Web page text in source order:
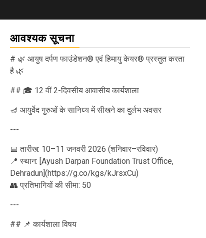
आवश्यक सूचना
# 🌿 आयुष दर्पण फाउंडेशन® एवं हिमायु केयर® प्रस्तुत करता
है 🌿
## 🎓 12 वीं 2-दिवसीय आवासीय कार्यशाला
🪔 आयुर्वेद गुरुओं के सानिध्य में सीखने का दुर्लभ अवसर
---
📅 तारीख: 10–11 जनवरी 2026 (शनिवार–रविवार)
📍 स्थान: [Ayush Darpan Foundation Trust Office,
Dehradun](https://g.co/kgs/kJrsxCu)
👥 प्रतिभागियों की सीमा: 50
---
## 📌 कार्यशाला विषय